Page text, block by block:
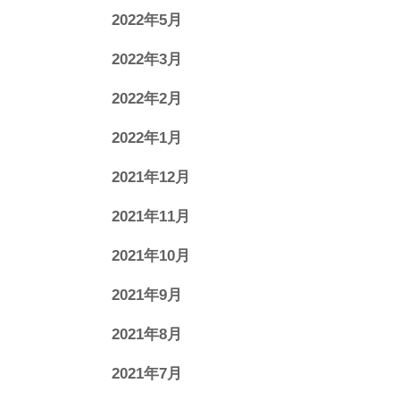
2022年5月
2022年3月
2022年2月
2022年1月
2021年12月
2021年11月
2021年10月
2021年9月
2021年8月
2021年7月